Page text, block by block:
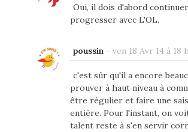
Oui, il dois d'abord
progresser avec L'OL.
poussin- ven 18 Avr 14 à 18
c'est sûr qu'il a encore
prouver à haut niveau à
être régulier et faire une
entière. Pour l'instant, on
talent reste à s'en servir